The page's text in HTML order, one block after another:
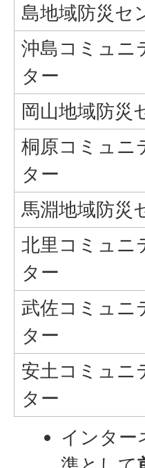
島地域防災セ
沖島コミュニ
ター
岡山地域防災
桐原コミュニ
ター
馬淵地域防災
北里コミュニ
ター
武佐コミュニ
ター
安土コミュニ
ター
インター